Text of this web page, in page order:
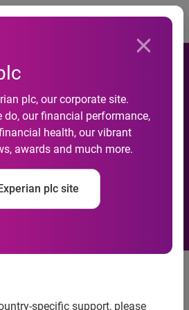
plc, our corporate site.
do, our financial performance,
health, our vibrant
awards and much more.
plc site
specific support, please
Experian-
Services pour optimiser
adhérents